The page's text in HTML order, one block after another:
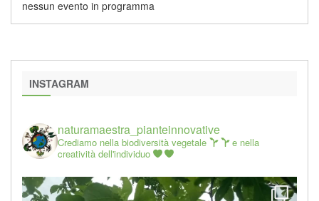
nessun evento in programma
INSTAGRAM
naturamaestra_pianteinnovative
Crediamo nella biodiversità vegetale
e nella
creatività dell'individuo